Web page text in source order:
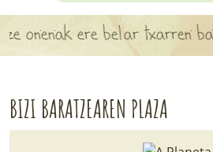
APARTEN MAPA
LURRERAKO BIDE
HASI NAHI AL DUZU? 8
ere belar txarren bat izan
BIZI BARATZEAREN PLAZA